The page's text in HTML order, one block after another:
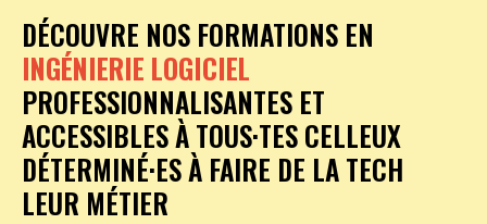
DÉCOUVRE NOS FORMATIONS EN
INGÉNIERIE LOGICIEL
PROFESSIONNALISANTES ET
ACCESSIBLES À TOUS·TES CELLEUX
DÉTERMINÉ·ES À FAIRE DE LA TECH
LEUR MÉTIER